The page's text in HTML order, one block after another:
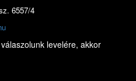
6557/4
levelére, akkor